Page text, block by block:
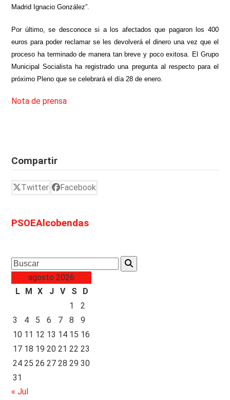
Madrid Ignacio González”.
Por último, se desconoce si a los afectados que pagaron los 400
euros para poder reclamar se les devolverá el dinero una vez que el
proceso ha terminado de manera tan breve y poco exitosa. El Grupo
Municipal Socialista ha registrado una pregunta al respecto para el
próximo Pleno que se celebrará el día 28 de enero.
Nota de prensa
Compartir
Twitter Facebook
PSOEAlcobendas
Search
agosto 2026
L M X J V S
D
1
2
3
4 5 6 7 8
9
10 11 12 13 14 15 16
17 18 19 20 21 22 23
24 25 26 27 28 29 30
31
« Jul